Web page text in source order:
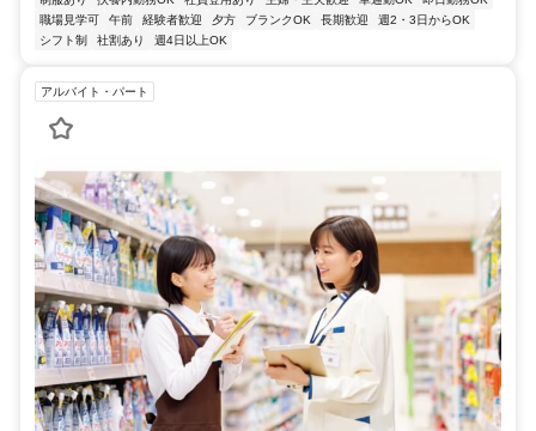
職場見学可
午前 経験者歓迎 夕方 ブランクOK 長期歓迎
週2・3日からOK
シフト制
社割あり 週4日以上OK
アルバイト・パート